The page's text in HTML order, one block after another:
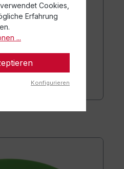
Matte
Cookies,
Erfahrung
...
Konfigurieren